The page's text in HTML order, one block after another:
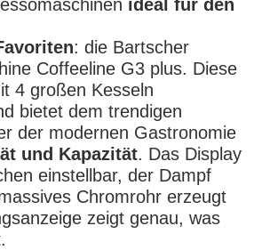
ideal für den
: die Bartscher
Coffeeline G3 plus. Diese
4 großen Kesseln
bietet dem trendigen
der modernen Gastronomie
und Kapazität. Das Display
einstellbar, der Dampf
Chromrohr erzeugt
zeigt genau, was